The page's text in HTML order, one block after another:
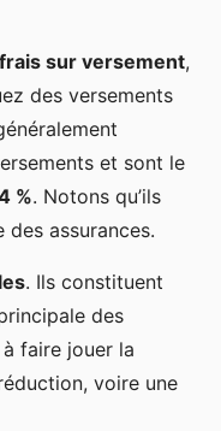
frais sur versement,
des versements
et sont le
%. Notons qu’ils
assurances.
. Ils constituent
des
faire jouer la
voire une